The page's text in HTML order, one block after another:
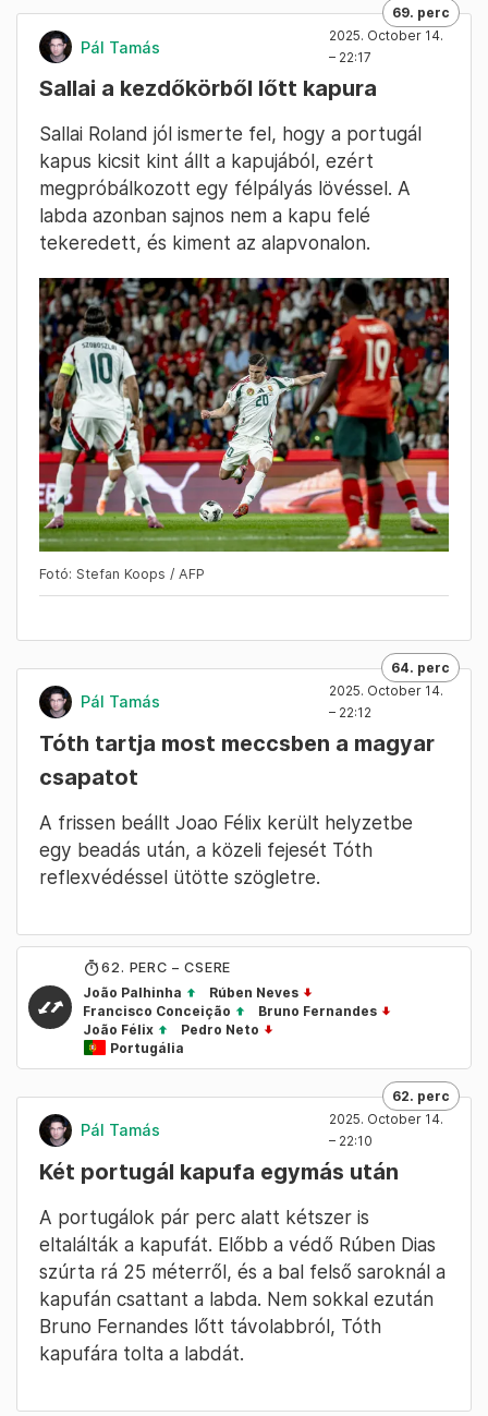
69. perc
Pál Tamás
2025. October 14.
– 22:17
Sallai a kezdőkörből lőtt kapura
Sallai Roland jól ismerte fel, hogy a portugál
kapus kicsit kint állt a kapujából, ezért
megpróbálkozott egy félpályás lövéssel. A
labda azonban sajnos nem a kapu felé
tekeredett, és kiment az alapvonalon.
Fotó: Stefan Koops / AFP
64. perc
Pál Tamás
2025. October 14.
– 22:12
Tóth tartja most meccsben a magyar
csapatot
A frissen beállt Joao Félix került helyzetbe
egy beadás után, a közeli fejesét Tóth
reflexvédéssel ütötte szögletre.
62 . PERC – CSERE
João Palhinha
Rúben Neves
Francisco Conceição
Bruno Fernandes
João Félix
Pedro Neto
Portugália
62. perc
Pál Tamás
2025. October 14.
– 22:10
Két portugál kapufa egymás után
A portugálok pár perc alatt kétszer is
eltalálták a kapufát. Előbb a védő Rúben Dias
szúrta rá 25 méterről, és a bal felső saroknál a
kapufán csattant a labda. Nem sokkal ezután
Bruno Fernandes lőtt távolabbról, Tóth
kapufára tolta a labdát.